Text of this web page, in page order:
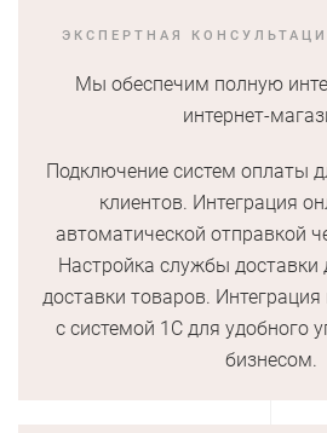
ЭКСПЕРТНАЯ
Мы обеспечим полную
интернет-
Подключение систем оплаты
клиентов. Интеграция
автоматической отправкой
Настройка службы
доставки товаров.
с системой 1С для удобного
бизнесом.